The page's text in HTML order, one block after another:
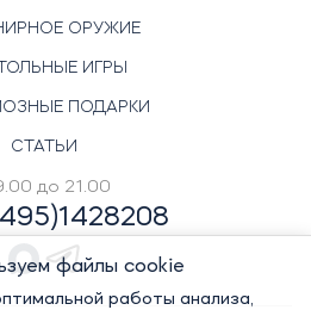
ОРУЖИЕ
ИГРЫ
ПОДАРКИ
СТАТЬИ
до 21.00
файлы cookie
работы анализа,